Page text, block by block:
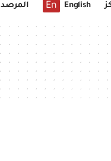
English
En المرصد